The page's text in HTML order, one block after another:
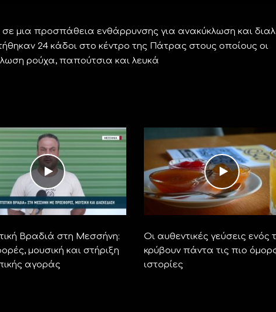
μια προσπάθεια ενθάρρυνσης για ανακύκλωση και
24 κάδοι στο κέντρο της Πάτρας στους οποίους οι
ρούχα, παπούτσια και λευκά
Βραδιά στη Μεσσήνη:
μουσική και στήριξη
αγοράς
Οι αυθεντικές γεύσεις ενός
κρύβουν πάντα τις πιο
ιστορίες